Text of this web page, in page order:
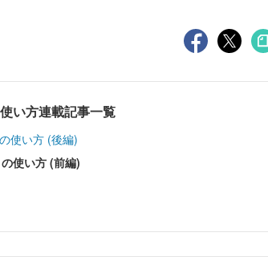
い方連載記事一覧
使い方 (後編)
使い方 (前編)